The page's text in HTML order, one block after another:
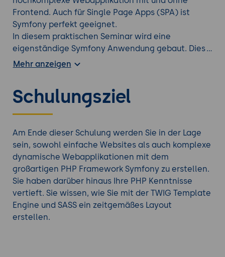
Frontend. Auch für Single Page Apps (SPA) ist
Symfony perfekt geeignet.
In diesem praktischen Seminar wird eine
eigenständige Symfony Anwendung gebaut. Dies
ist eine Website mit verschiedenen Services und
einzurichten und umzusetzen. Der Kurs startet
komplett von “Scratch”. Lediglich solides
mitbringen. Einige theoretische Grundlagen der
Objektorientierung und der Anwendung von
Design Pattern werden am Anfang des Kurses
vermittelt.
Am ersten Tag werden auch alle nötigen
Vorbereitungen getroffen. Dazu gehört die
Einrichtung der Entwicklungsumgebung (PHP 7+,
SQL, IDE, Composer, Docker und Docker-Compose).
Mehr anzeigen
Schulungsziel
Am Ende dieser Schulung werden Sie in der Lage
sein, sowohl einfache Websites als auch komplexe
dynamische Webapplikationen mit dem
großartigen PHP Framework Symfony zu erstellen.
Sie haben darüber hinaus Ihre PHP Kenntnisse
vertieft. Sie wissen, wie Sie mit der TWIG Template
Engine und SASS ein zeitgemäßes Layout
erstellen.